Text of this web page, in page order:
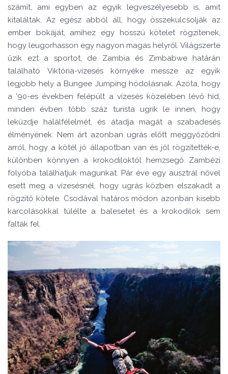
számít, ami egyben az egyik legveszélyesebb is, amit
kitaláltak. Az egész abból áll, hogy összekulcsolják az
ember bokáját, amihez egy hosszú kötelet rögzítenek,
hogy leugorhasson egy nagyon magas helyről. Világszerte
űzik ezt a sportot, de Zambia és Zimbabwe határán
található Viktória-vízesés környéke messze az egyik
legjobb hely a Bungee Jumping hódolásnak. Azóta, hogy
a ’90-es években felépült a vízesés közelében lévő híd,
minden évben több száz turista ugrik le innen, hogy
leküzdje halálfélelmét, és átadja magát a szabadesés
élményének. Nem árt azonban ugrás előtt meggyőződni
arról, hogy a kötél jó állapotban van és jól rögzítették-e,
különben könnyen a krokodiloktól hemzsegő Zambézi
folyóba találhatjuk magunkat. Pár éve egy ausztrál nővel
esett meg a vízesésnél, hogy ugrás közben elszakadt a
rögzítő kötele. Csodával határos módon azonban kisebb
karcolásokkal túlélte a balesetet és a krokodilok sem
falták fel.